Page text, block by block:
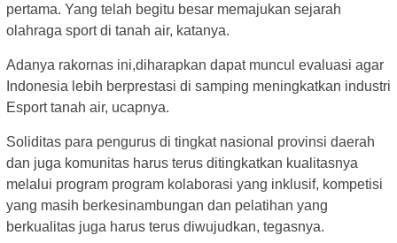
pertama. Yang telah begitu besar memajukan sejarah
olahraga sport di tanah air, katanya.
Adanya rakornas ini,diharapkan dapat muncul evaluasi agar
Indonesia lebih berprestasi di samping meningkatkan industri
Esport tanah air, ucapnya.
Soliditas para pengurus di tingkat nasional provinsi daerah
dan juga komunitas harus terus ditingkatkan kualitasnya
melalui program program kolaborasi yang inklusif, kompetisi
yang masih berkesinambungan dan pelatihan yang
berkualitas juga harus terus diwujudkan, tegasnya.